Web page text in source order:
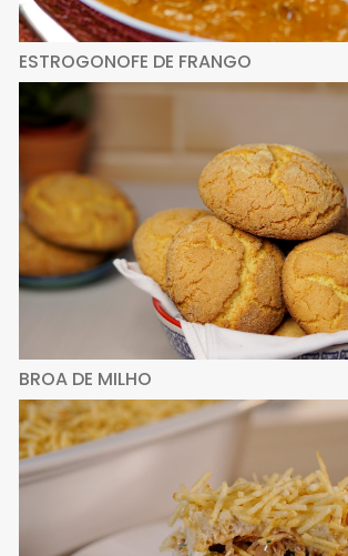
ESTROGONOFE DE FRANGO
BROA DE MILHO